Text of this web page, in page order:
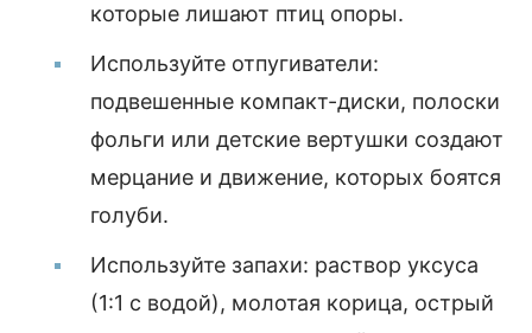
которые лишают птиц опоры.
Используйте отпугиватели:
подвешенные компакт-диски, полоски
фольги или детские вертушки создают
мерцание и движение, которых боятся
голуби.
Используйте запахи: раствор уксуса
(1:1 с водой), молотая корица, острый